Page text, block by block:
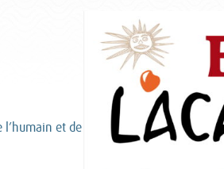
l’humain et de